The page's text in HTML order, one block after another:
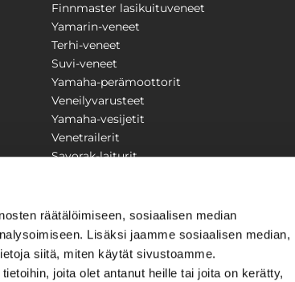
räätälöimiseen, sosiaalisen median
Lisäksi jaamme sosiaalisen median,
siitä, miten käytät sivustoamme.
joita olet antanut heille tai joita on kerätty,
Finnmaster lasikuituveneet
Yamarin-veneet
Terhi-veneet
Suvi-veneet
Yamaha-perämoottorit
Veneilyvarusteet
Yamaha-vesijetit
Venetrailerit
Savorak-laiturit
Yritysesittely
Yhteystiedot
Huolto ja korjaamo
Ajankohtaista